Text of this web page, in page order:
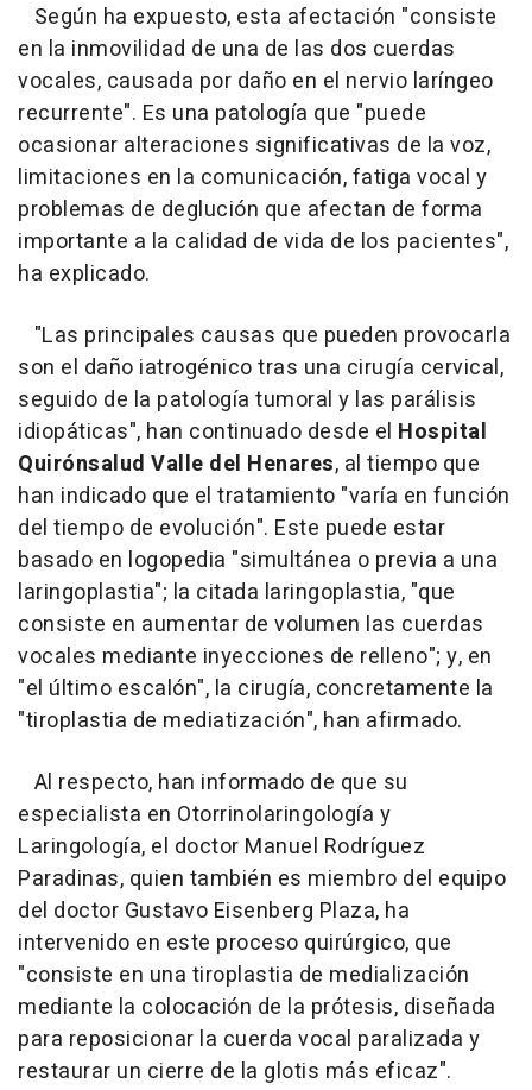
Según ha expuesto, esta afectación "consiste
en la inmovilidad de una de las dos cuerdas
vocales, causada por daño en el nervio laríngeo
recurrente". Es una patología que "puede
ocasionar alteraciones significativas de la voz,
limitaciones en la comunicación, fatiga vocal y
problemas de deglución que afectan de forma
importante a la calidad de vida de los pacientes",
ha explicado.
"Las principales causas que pueden provocarla
son el daño iatrogénico tras una cirugía cervical,
seguido de la patología tumoral y las parálisis
idiopáticas", han continuado desde el Hospital
Quirónsalud Valle del Henares, al tiempo que
han indicado que el tratamiento "varía en función
del tiempo de evolución". Este puede estar
basado en logopedia "simultánea o previa a una
laringoplastia"; la citada laringoplastia, "que
consiste en aumentar de volumen las cuerdas
vocales mediante inyecciones de relleno"; y, en
"el último escalón", la cirugía, concretamente la
"tiroplastia de mediatización", han afirmado.
Al respecto, han informado de que su
especialista en Otorrinolaringología y
Laringología, el doctor Manuel Rodríguez
Paradinas, quien también es miembro del equipo
del doctor Gustavo Eisenberg Plaza, ha
intervenido en este proceso quirúrgico, que
"consiste en una tiroplastia de medialización
mediante la colocación de la prótesis, diseñada
para reposicionar la cuerda vocal paralizada y
restaurar un cierre de la glotis más eficaz".